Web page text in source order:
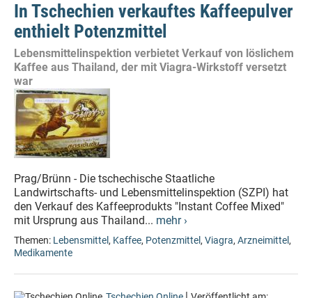
In Tschechien verkauftes Kaffeepulver
enthielt Potenzmittel
Lebensmittelinspektion verbietet Verkauf von löslichem
Kaffee aus Thailand, der mit Viagra-Wirkstoff versetzt
war
Prag/Brünn - Die tschechische Staatliche
Landwirtschafts- und Lebensmittelinspektion (SZPI) hat
den Verkauf des Kaffeeprodukts "Instant Coffee Mixed"
mit Ursprung aus Thailand... mehr ›
Themen: Lebensmittel, Kaffee, Potenzmittel, Viagra, Arzneimittel,
Medikamente